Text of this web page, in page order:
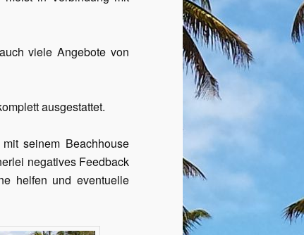
viele Angebote von
ausgestattet.
seinem Beachhouse
negatives Feedback
helfen und eventuelle